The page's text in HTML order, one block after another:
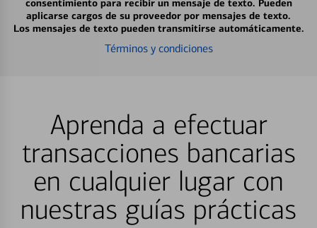
consentimiento para recibir un mensaje de texto. Pueden
aplicarse cargos de su proveedor por mensajes de texto.
Los mensajes de texto pueden transmitirse automáticamente.
Términos y condiciones
Aprenda a efectuar
transacciones bancarias
en cualquier lugar con
nuestras guías prácticas